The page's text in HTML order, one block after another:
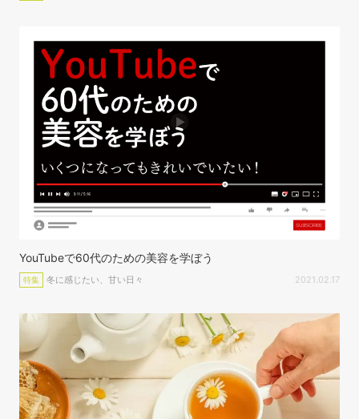
YouTubeで60代のための美容を学ぼう
特集 冬に感じたい、甘い日々 2021.02.17